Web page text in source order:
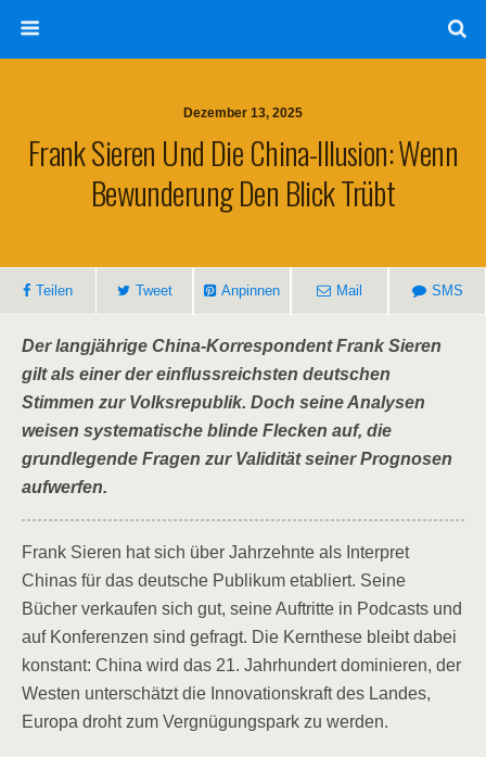
Dezember 13, 2025
Frank Sieren Und Die China-Illusion: Wenn
Bewunderung Den Blick Trübt
Teilen Tweet Anpinnen Mail SMS
Der langjährige China-Korrespondent Frank Sieren
gilt als einer der einflussreichsten deutschen
Stimmen zur Volksrepublik. Doch seine Analysen
weisen systematische blinde Flecken auf, die
grundlegende Fragen zur Validität seiner Prognosen
aufwerfen.
Frank Sieren hat sich über Jahrzehnte als Interpret
Chinas für das deutsche Publikum etabliert. Seine
Bücher verkaufen sich gut, seine Auftritte in Podcasts und
auf Konferenzen sind gefragt. Die Kernthese bleibt dabei
konstant: China wird das 21. Jahrhundert dominieren, der
Westen unterschätzt die Innovationskraft des Landes,
Europa droht zum Vergnügungspark zu werden.